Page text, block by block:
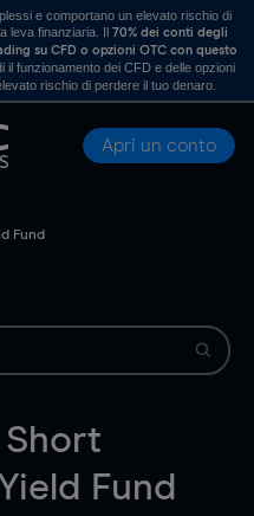
e comportano un elevato rischio di
leva finanziaria. Il70% dei conti degli
su CFD o opzioni OTC con questo
il funzionamento dei CFD e delle opzioni
rischio di perdere il tuo denaro.
Apri un conto
Fund
Short
Fund